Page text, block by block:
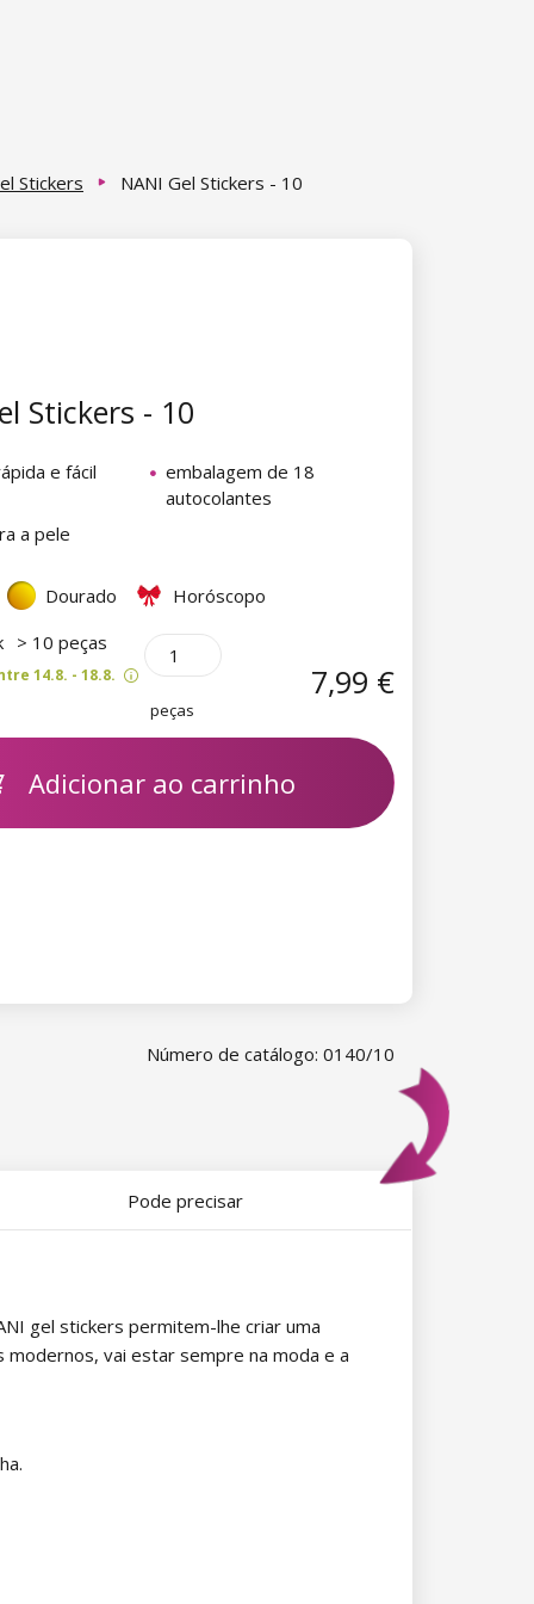
Stickers NANI Gel Stickers - 10
Stickers - 10
e fácil
embalagem de 18
autocolantes
a pele
Dourado
Horóscopo
> 10 peças
14.8. - 18.8.
peças
7,99 €
Adicionar ao carrinho
Número de catálogo: 0140/10
gel stickers permitem-lhe criar uma
modernos, vai estar sempre na moda e a
Pode precisar